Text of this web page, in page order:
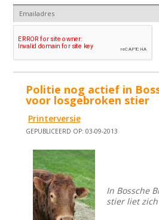
Politie nog actief in
voor losgebroken stier
Printerversie
GEPUBLICEERD OP: 03-09-2013
In Bossche
stier liet